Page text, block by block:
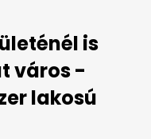
is
város -
lakosú